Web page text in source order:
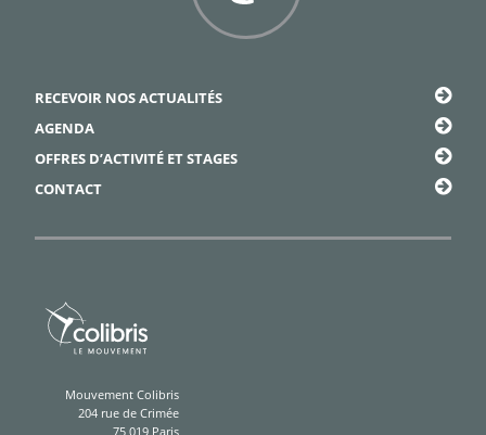
Mouvement Colibris
204 rue de Crimée
75 019 Paris
RECEVOIR NOS ACTUALITÉS
AGENDA
OFFRES D’ACTIVITÉ ET STAGES
CONTACT